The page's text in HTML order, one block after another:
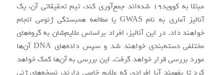
مبتلا به کووید۱۹ شده‌اند جمع‌آوری کند، تیم تحقیقاتی آن، یک
آنالیز آماری به نام GWAS یا مطالعه همبستگی ژنومی انجام
خواهند داد. در این آنالیز، افراد براساس علایم‌شان به گروه‌های
مختلفی دسته‌بندی خواهند شد و سپس داده‌های DNA آن‌ها
مورد بررسی قرار خواهد گرفت. این بررسی به آن‌ها کمک خواهد
کرد تا بفهمند آیا افرادی که علایم خاصی دارند، نسخه‌های ژنی